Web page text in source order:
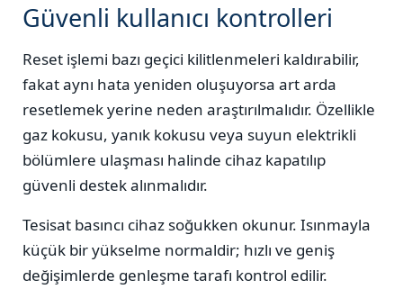
Güvenli kullanıcı kontrolleri
Reset işlemi bazı geçici kilitlenmeleri kaldırabilir,
fakat aynı hata yeniden oluşuyorsa art arda
resetlemek yerine neden araştırılmalıdır. Özellikle
gaz kokusu, yanık kokusu veya suyun elektrikli
bölümlere ulaşması halinde cihaz kapatılıp
güvenli destek alınmalıdır.
Tesisat basıncı cihaz soğukken okunur. Isınmayla
küçük bir yükselme normaldir; hızlı ve geniş
değişimlerde genleşme tarafı kontrol edilir.